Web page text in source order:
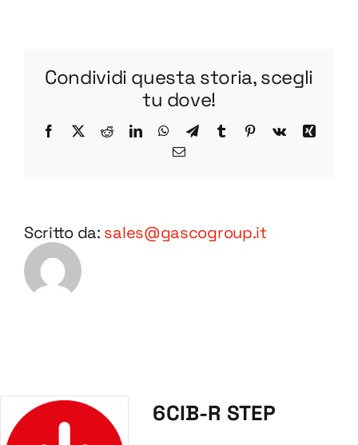
Condividi questa storia, scegli
tu dove!
Facebook
X RedditLinkedInWhatsApp
TelegramTumblr Pinterest
Vk
Xing
Email
Scritto da: sales@gascogroup.it
6CIB-R STEP